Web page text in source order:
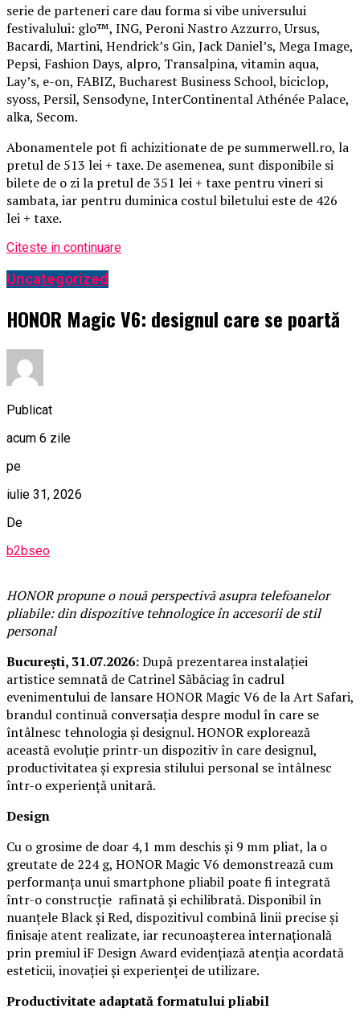
serie de parteneri care dau forma si vibe universului
festivalului: glo™, ING, Peroni Nastro Azzurro, Ursus,
Bacardi, Martini, Hendrick’s Gin, Jack Daniel’s, Mega Image,
Pepsi, Fashion Days, alpro, Transalpina, vitamin aqua,
Lay’s, e-on, FABIZ, Bucharest Business School, biciclop,
syoss, Persil, Sensodyne, InterContinental Athénée Palace,
alka, Secom.
Abonamentele pot fi achizitionate de pe summerwell.ro, la
pretul de 513 lei + taxe. De asemenea, sunt disponibile si
bilete de o zi la pretul de 351 lei + taxe pentru vineri si
sambata, iar pentru duminica costul biletului este de 426
lei + taxe.
Citeste in continuare
Uncategorized
HONOR Magic V6: designul care se poartă
Publicat
acum 6 zile
pe
iulie 31, 2026
De
b2bseo
HONOR propune o nouă perspectivă asupra telefoanelor
pliabile: din dispozitive tehnologice în accesorii de stil
personal
București, 31.07.2026:După prezentarea instalației
artistice semnată de Catrinel Săbăciag în cadrul
evenimentului de lansare HONOR Magic V6 de la Art Safari,
brandul continuă conversația despre modul în care se
întâlnesc tehnologia și designul. HONOR explorează
această evoluție printr-un dispozitiv în care designul,
productivitatea și expresia stilului personal se întâlnesc
într-o experiență unitară.
Design
Cu o grosime de doar 4,1 mm deschis și 9 mm pliat, la o
greutate de 224 g, HONOR Magic V6 demonstrează cum
performanța unui smartphone pliabil poate fi integrată
într-o construcție rafinată și echilibrată. Disponibil în
nuanțele Black și Red, dispozitivul combină linii precise și
finisaje atent realizate, iar recunoașterea internațională
prin premiul iF Design Award evidențiază atenția acordată
esteticii, inovației și experienței de utilizare.
Productivitate adaptată formatului pliabil